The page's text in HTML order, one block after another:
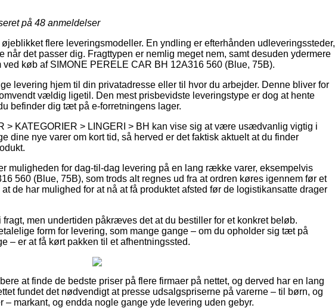
på 48 anmeldelser
flere leveringsmodeller. En yndling er efterhånden udleveringssteder,
når det passer dig. Fragttypen er nemlig meget nem, samt desuden ydermere
køb af SIMONE PERELE CAR BH 12A316 560 (Blue, 75B).
levering hjem til din privatadresse eller til hvor du arbejder. Denne bliver for
vældig ligetil. Den mest prisbevidste leveringstype er dog at hente
befinder dig tæt på e-forretningens lager.
> KATEGORIER > LINGERI > BH kan vise sig at være usædvanlig vigtig i
dine nye varer om kort tid, så herved er det faktisk aktuelt at du finder
muligheden for dag-til-dag levering på en lang række varer, eksempelvis
560 (Blue, 75B), som trods alt regnes ud fra at ordren køres igennem før et
de har mulighed for at nå at få produktet afsted før de logistikansatte drager
men undertiden påkræves det at du bestiller for et konkret beløb.
form for levering, som mange gange – om du opholder sig tæt på
– er at få kørt pakken til et afhentningssted.
at finde de bedste priser på flere firmaer på nettet, og derved har en lang
fundet det nødvendigt at presse udsalgspriserne på varerne – til børn, og
– markant, og endda nogle gange yde levering uden gebyr.